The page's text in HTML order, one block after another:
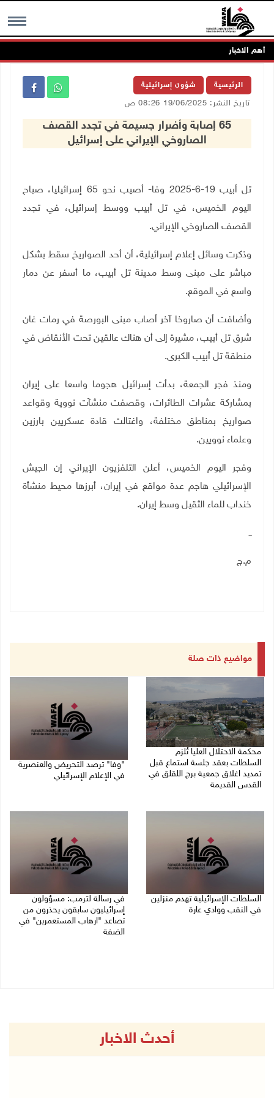
MENU أهم الاخبار
الرئيسية شؤون إسرائيلية
تاريخ النشر: 19/06/2025 08:26 ص
65 إصابة وأضرار جسيمة في تجدد القصف
الصاروخي الإيراني على إسرائيل
تل أبيب 19-6-2025 وفا- أصيب نحو 65 إسرائيليا، صباح
اليوم الخميس، في تل أبيب ووسط إسرائيل، في تجدد
القصف الصاروخي الإيراني.
وذكرت وسائل إعلام إسرائيلية، أن أحد الصواريخ سقط بشكل
مباشر على مبنى وسط مدينة تل أبيب، ما أسفر عن دمار
واسع في الموقع.
وأضافت أن صاروخا آخر أصاب مبنى البورصة في رمات غان
شرق تل أبيب، مشيرة إلى أن هناك عالقين تحت الأنقاض في
منطقة تل أبيب الكبرى.
ومنذ فجر الجمعة، بدأت إسرائيل هجوما واسعا على إيران
بمشاركة عشرات الطائرات، وقصفت منشآت نووية وقواعد
صواريخ بمناطق مختلفة، واغتالت قادة عسكريين بارزين
وعلماء نوويين.
وفجر اليوم الخميس، أعلن التلفزيون الإيراني إن الجيش
الإسرائيلي هاجم عدة مواقع في إيران، أبرزها محيط منشأة
خنداب للماء الثقيل وسط إيران.
ــ
م.ج
مواضيع ذات صلة
محكمة الاحتلال العليا تُلزم
السلطات بعقد جلسة استماع قبل
تمديد اغلاق جمعية برج اللقلق في
القدس القديمة
"وفا" ترصد التحريض والعنصرية
في الإعلام الإسرائيلي
السلطات الإسرائيلية تهدم منزلين
في النقب ووادي عارة
في رسالة لترمب: مسؤولون
إسرائيليون سابقون يحذرون من
تصاعد "ارهاب المستعمرين" في
الضفة
أحدث الاخبار